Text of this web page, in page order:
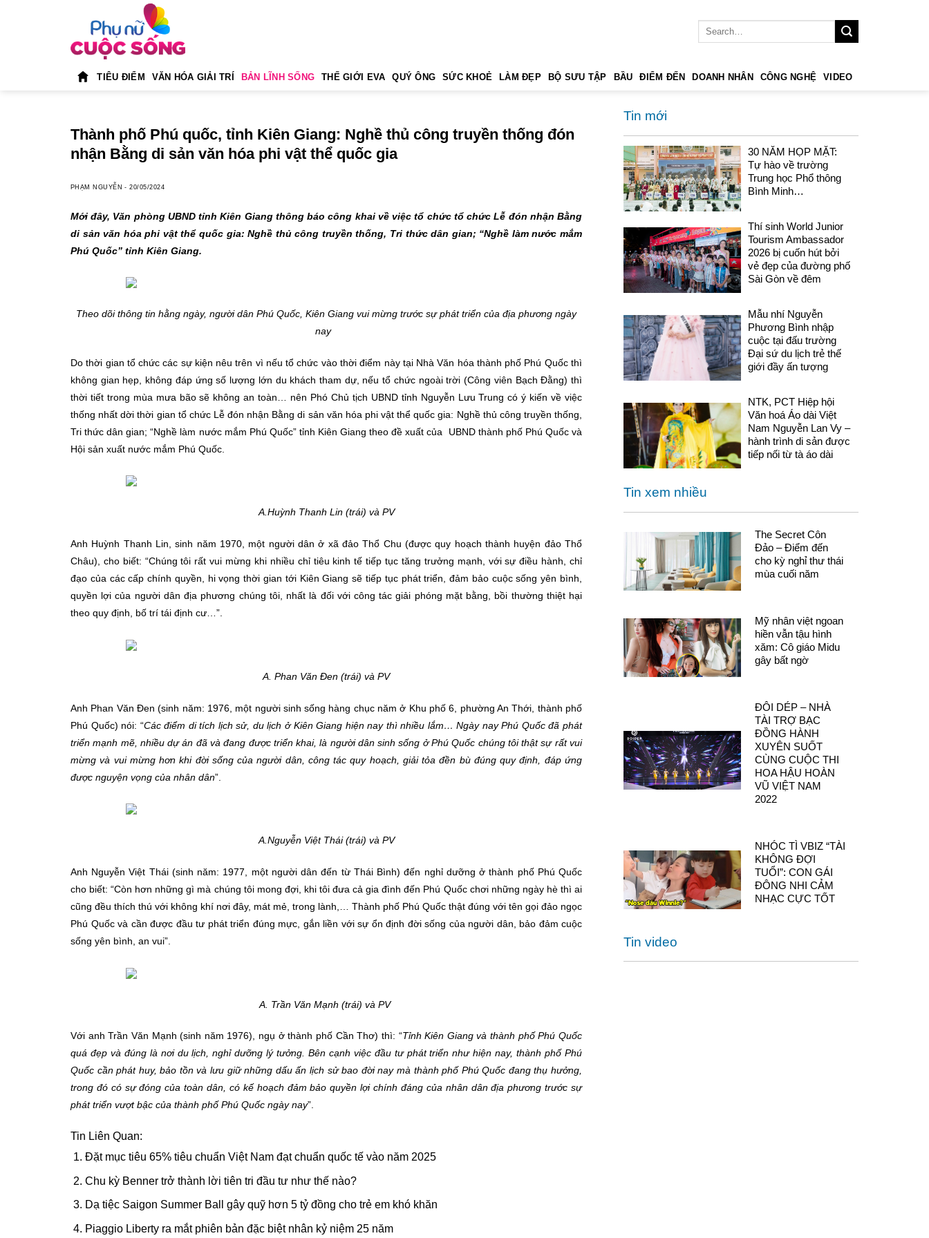
TIÊU ĐIỂM VĂN HÓA GIẢI TRÍ BẢN LĨNH SỐNG THẾ GIỚI EVA QUÝ ÔNG SỨC KHOẺ LÀM ĐẸP BỘ SƯU TẬP BẦU ĐIỂM ĐẾN DOANH NHÂN CÔNG NGHỆ VIDEO
Thành phố Phú quốc, tỉnh Kiên Giang: Nghề thủ công truyền thống đón
nhận Bằng di sản văn hóa phi vật thể quốc gia
PHẠM NGUYỄN -20/05/2024
Mới đây, Văn phòng UBND tỉnh Kiên Giang thông báo công khai về việc tổ chức tổ chức Lễ đón nhận Bằng
di sản văn hóa phi vật thể quốc gia: Nghề thủ công truyền thống, Tri thức dân gian; “Nghề làm nước mắm
Phú Quốc” tỉnh Kiên Giang.
Theo dõi thông tin hằng ngày, người dân Phú Quốc, Kiên Giang vui mừng trước sự phát triển của địa phương ngày
nay
Do thời gian tổ chức các sự kiện nêu trên vì nếu tổ chức vào thời điểm này tại Nhà Văn hóa thành phố Phú Quốc thì
không gian hẹp, không đáp ứng số lượng lớn du khách tham dự, nếu tổ chức ngoài trời (Công viên Bạch Đằng) thì
thời tiết trong mùa mưa bão sẽ không an toàn… nên Phó Chủ tịch UBND tỉnh Nguyễn Lưu Trung có ý kiến về việc
thống nhất dời thời gian tổ chức Lễ đón nhận Bằng di sản văn hóa phi vật thể quốc gia: Nghề thủ công truyền thống,
Tri thức dân gian; “Nghề làm nước mắm Phú Quốc” tỉnh Kiên Giang theo đề xuất của UBND thành phố Phú Quốc và
Hội sản xuất nước mắm Phú Quốc.
A.Huỳnh Thanh Lin (trái) và PV
Anh Huỳnh Thanh Lin, sinh năm 1970, một người dân ở xã đảo Thổ Chu (được quy hoạch thành huyện đảo Thổ
Châu), cho biết: “Chúng tôi rất vui mừng khi nhiều chỉ tiêu kinh tế tiếp tục tăng trưởng mạnh, với sự điều hành, chỉ
đạo của các cấp chính quyền, hi vọng thời gian tới Kiên Giang sẽ tiếp tục phát triển, đảm bảo cuộc sống yên bình,
quyền lợi của người dân địa phương chúng tôi, nhất là đối với công tác giải phóng mặt bằng, bồi thường thiệt hại
theo quy định, bố trí tái định cư…”.
A. Phan Văn Đen (trái) và PV
Anh Phan Văn Đen (sinh năm: 1976, một người sinh sống hàng chục năm ở Khu phố 6, phường An Thới, thành phố
Phú Quốc) nói: “Các điểm di tích lịch sử, du lịch ở Kiên Giang hiện nay thì nhiều lắm… Ngày nay Phú Quốc đã phát
triển mạnh mẽ, nhiều dự án đã và đang được triển khai, là người dân sinh sống ở Phú Quốc chúng tôi thật sự rất vui
mừng và vui mừng hơn khi đời sống của người dân, công tác quy hoạch, giải tỏa đền bù đúng quy định, đáp ứng
được nguyện vọng của nhân dân”.
A.Nguyễn Việt Thái (trái) và PV
Anh Nguyễn Việt Thái (sinh năm: 1977, một người dân đến từ Thái Bình) đến nghỉ dưỡng ở thành phố Phú Quốc
cho biết: “Còn hơn những gì mà chúng tôi mong đợi, khi tôi đưa cả gia đình đến Phú Quốc chơi những ngày hè thì ai
cũng đều thích thú với không khí nơi đây, mát mẻ, trong lành,… Thành phố Phú Quốc thật đúng với tên gọi đảo ngọc
Phú Quốc và cần được đầu tư phát triển đúng mực, gắn liền với sự ổn định đời sống của người dân, bảo đảm cuộc
sống yên bình, an vui”.
A. Trần Văn Mạnh (trái) và PV
Với anh Trần Văn Mạnh (sinh năm 1976), ngụ ở thành phố Cần Thơ) thì: “Tỉnh Kiên Giang và thành phố Phú Quốc
quá đẹp và đúng là nơi du lịch, nghỉ dưỡng lý tưởng. Bên cạnh việc đầu tư phát triển như hiện nay, thành phố Phú
Quốc cần phát huy, bảo tồn và lưu giữ những dấu ấn lịch sử bao đời nay mà thành phố Phú Quốc đang thụ hưởng,
trong đó có sự đóng của toàn dân, có kế hoạch đảm bảo quyền lợi chính đáng của nhân dân địa phương trước sự
phát triển vượt bậc của thành phố Phú Quốc ngày nay”.
Tin Liên Quan:
Đặt mục tiêu 65% tiêu chuẩn Việt Nam đạt chuẩn quốc tế vào năm 2025
Chu kỳ Benner trở thành lời tiên tri đầu tư như thế nào?
Dạ tiệc Saigon Summer Ball gây quỹ hơn 5 tỷ đồng cho trẻ em khó khăn
Piaggio Liberty ra mắt phiên bản đặc biệt nhân kỷ niệm 25 năm
Tin mới
30 NĂM HỌP MẶT:
Tự hào về trường
Trung học Phổ thông
Bình Minh…
Thí sinh World Junior
Tourism Ambassador
2026 bị cuốn hút bởi
vẻ đẹp của đường phố
Sài Gòn về đêm
Mẫu nhí Nguyễn
Phương Bình nhập
cuộc tại đấu trường
Đại sứ du lịch trẻ thế
giới đầy ấn tượng
NTK, PCT Hiệp hội
Văn hoá Áo dài Việt
Nam Nguyễn Lan Vy –
hành trình di sản được
tiếp nối từ tà áo dài
Tin xem nhiều
The Secret Côn
Đảo – Điểm đến
cho kỳ nghỉ thư thái
mùa cuối năm
Mỹ nhân việt ngoan
hiền vẫn tậu hình
xăm: Cô giáo Midu
gây bất ngờ
ĐÔI DÉP – NHÀ
TÀI TRỢ BẠC
ĐỒNG HÀNH
XUYÊN SUỐT
CÙNG CUỘC THI
HOA HẬU HOÀN
VŨ VIỆT NAM
2022
NHÓC TÌ VBIZ “TÀI
KHÔNG ĐỢI
TUỔI”: CON GÁI
ĐÔNG NHI CẢM
NHẠC CỰC TỐT
Tin video